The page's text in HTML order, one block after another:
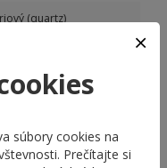
(quartz)
súbory cookies na
Prečítajte si